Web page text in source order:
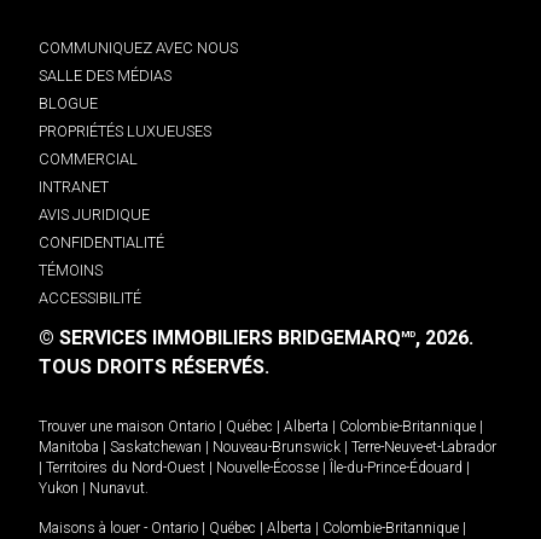
COMMUNIQUEZ AVEC NOUS
SALLE DES MÉDIAS
BLOGUE
PROPRIÉTÉS LUXUEUSES
COMMERCIAL
INTRANET
AVIS JURIDIQUE
CONFIDENTIALITÉ
TÉMOINS
ACCESSIBILITÉ
© SERVICES IMMOBILIERS BRIDGEMARQMD, 2026.
TOUS DROITS RÉSERVÉS.
Trouver une maison Ontario Québec Alberta Colombie-Britannique
Manitoba
Saskatchewan Nouveau-Brunswick
Terre-Neuve-et-Labrador
Territoires du Nord-Ouest Nouvelle-Écosse Île-du-Prince-Édouard
Yukon
Nunavut.
Maisons à louer - Ontario Québec Alberta Colombie-Britannique